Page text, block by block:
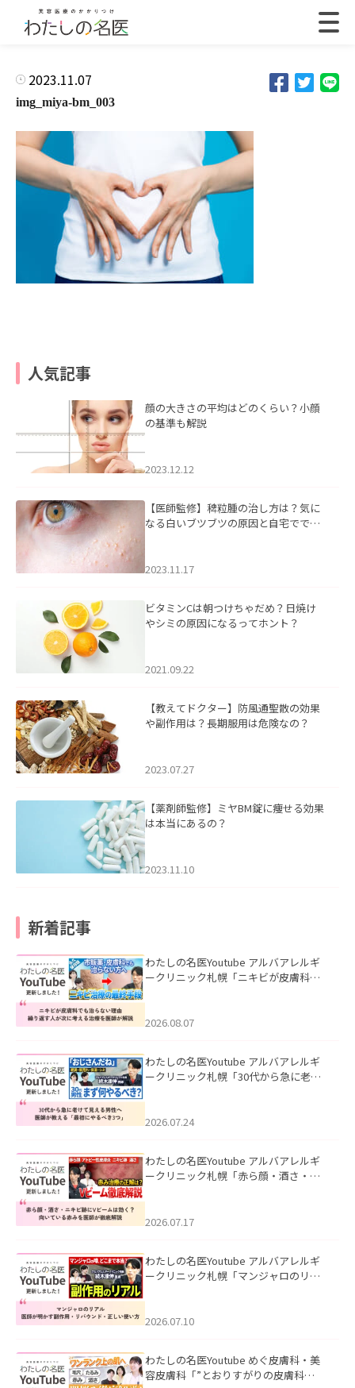
2023.11.07
img_miya-bm_003
人気記事
顔の大きさの平均はどのくらい？小顔
の基準も解説
2023.12.12
【医師監修】稗粒腫の治し方は？気に
なる白いブツブツの原因と自宅ででき
2023.11.17
ビタミンCは朝つけちゃだめ？日焼け
やシミの原因になるってホント？
2021.09.22
【教えてドクター】防風通聖散の効果
や副作用は？長期服用は危険なの？
2023.07.27
【薬剤師監修】ミヤBM錠に痩せる効果
は本当にあるの？
2023.11.10
新着記事
わたしの名医Youtube アルバアレルギ
ークリニック札幌「ニキビが皮膚科で
ました。
2026.08.07
わたしの名医Youtube アルバアレルギ
ークリニック札幌「30代から急に老け
た。
2026.07.24
わたしの名医Youtube アルバアレルギ
ークリニック札幌「赤ら顔・酒さ・ニ
した。
2026.07.17
わたしの名医Youtube アルバアレルギ
ークリニック札幌「マンジャロのリア
た。
2026.07.10
わたしの名医Youtube めぐ皮膚科・美
容皮膚科「”とおりすがりの皮膚科